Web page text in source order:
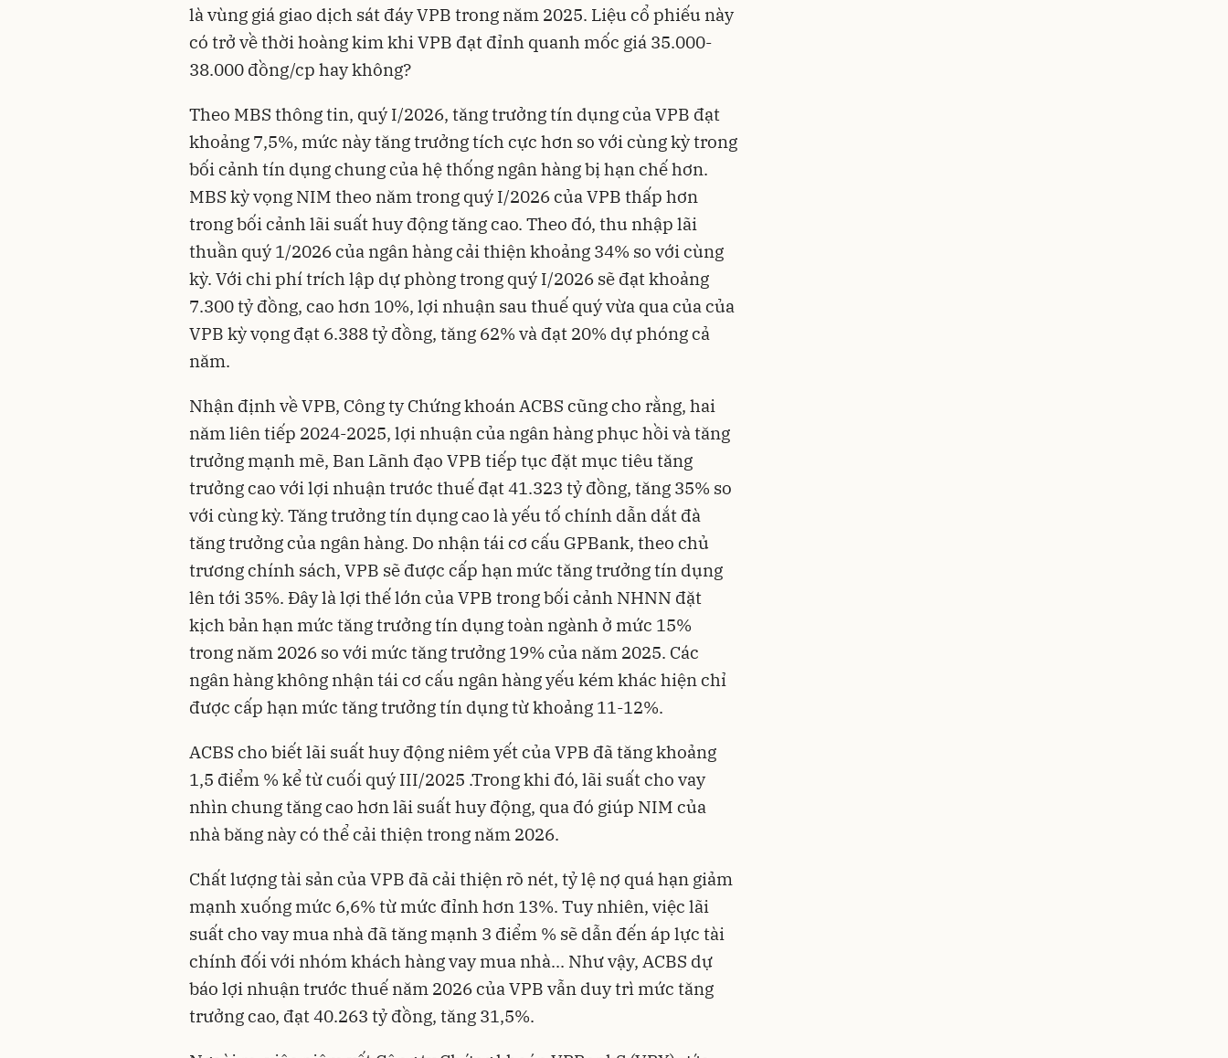
là vùng giá giao dịch sát đáy VPB trong năm 2025. Liệu cổ phiếu này
có trở về thời hoàng kim khi VPB đạt đỉnh quanh mốc giá 35.000-
38.000 đồng/cp hay không?
Theo MBS thông tin, quý I/2026, tăng trưởng tín dụng của VPB đạt
khoảng 7,5%, mức này tăng trưởng tích cực hơn so với cùng kỳ trong
bối cảnh tín dụng chung của hệ thống ngân hàng bị hạn chế hơn.
MBS kỳ vọng NIM theo năm trong quý I/2026 của VPB thấp hơn
trong bối cảnh lãi suất huy động tăng cao. Theo đó, thu nhập lãi
thuần quý 1/2026 của ngân hàng cải thiện khoảng 34% so với cùng
kỳ. Với chi phí trích lập dự phòng trong quý I/2026 sẽ đạt khoảng
7.300 tỷ đồng, cao hơn 10%, lợi nhuận sau thuế quý vừa qua của của
VPB kỳ vọng đạt 6.388 tỷ đồng, tăng 62% và đạt 20% dự phóng cả
năm.
Nhận định về VPB, Công ty Chứng khoán ACBS cũng cho rằng, hai
năm liên tiếp 2024-2025, lợi nhuận của ngân hàng phục hồi và tăng
trưởng mạnh mẽ, Ban Lãnh đạo VPB tiếp tục đặt mục tiêu tăng
trưởng cao với lợi nhuận trước thuế đạt 41.323 tỷ đồng, tăng 35% so
với cùng kỳ. Tăng trưởng tín dụng cao là yếu tố chính dẫn dắt đà
tăng trưởng của ngân hàng. Do nhận tái cơ cấu GPBank, theo chủ
trương chính sách, VPB sẽ được cấp hạn mức tăng trưởng tín dụng
lên tới 35%. Đây là lợi thế lớn của VPB trong bối cảnh NHNN đặt
kịch bản hạn mức tăng trưởng tín dụng toàn ngành ở mức 15%
trong năm 2026 so với mức tăng trưởng 19% của năm 2025. Các
ngân hàng không nhận tái cơ cấu ngân hàng yếu kém khác hiện chỉ
được cấp hạn mức tăng trưởng tín dụng từ khoảng 11-12%.
ACBS cho biết lãi suất huy động niêm yết của VPB đã tăng khoảng
1,5 điểm % kể từ cuối quý III/2025 .Trong khi đó, lãi suất cho vay
nhìn chung tăng cao hơn lãi suất huy động, qua đó giúp NIM của
nhà băng này có thể cải thiện trong năm 2026.
Chất lượng tài sản của VPB đã cải thiện rõ nét, tỷ lệ nợ quá hạn giảm
mạnh xuống mức 6,6% từ mức đỉnh hơn 13%. Tuy nhiên, việc lãi
suất cho vay mua nhà đã tăng mạnh 3 điểm % sẽ dẫn đến áp lực tài
chính đối với nhóm khách hàng vay mua nhà... Như vậy, ACBS dự
báo lợi nhuận trước thuế năm 2026 của VPB vẫn duy trì mức tăng
trưởng cao, đạt 40.263 tỷ đồng, tăng 31,5%.